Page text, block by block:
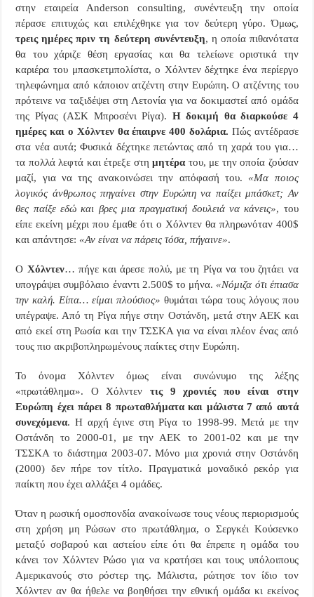
στην εταιρεία Anderson consulting, συνέντευξη την οποία
πέρασε επιτυχώς και επιλέχθηκε για τον δεύτερη γύρο. Όμως,
τρεις ημέρες πριντη δεύτερη συνέντευξη, η οποία πιθανότατα
θα του χάριζε θέση εργασίας και θα τελείωνε οριστικά την
καριέρα του μπασκετμπολίστα, ο Χόλντεν δέχτηκε ένα περίεργο
τηλεφώνημα από κάποιον ατζέντη στην Ευρώπη. Ο ατζέντης του
πρότεινε να ταξιδέψει στη Λετονία για να δοκιμαστεί από ομάδα
της Ρίγας (ΑΣΚ Μπροσένι Ρίγα). Η δοκιμή θα διαρκούσε 4
ημέρες και ο Χόλντεν θα έπαιρνε 400 δολάρια. Πώς αντέδρασε
στα νέα αυτά; Φυσικά δέχτηκε πετώντας από τη χαρά του για…
τα πολλά λεφτά και έτρεξε στημητέρα του, με την οποία ζούσαν
μαζί, για να της ανακοινώσει την απόφασή του. «Μα ποιος
λογικός άνθρωπος πηγαίνει στην Ευρώπη να παίξει μπάσκετ; Αν
θες παίξε εδώ και βρες μια πραγματική δουλειά να κάνεις», του
είπε εκείνη μέχρι που έμαθε ότι ο Χόλντεν θα πληρωνόταν 400$
και απάντησε: «Αν είναι να πάρεις τόσα, πήγαινε».
Ο Χόλντεν… πήγε και άρεσε πολύ, με τη Ρίγα να του ζητάει να
υπογράψει συμβόλαιο έναντι 2.500$ το μήνα. «Νόμιζα ότι έπιασα
την καλή. Είπα… είμαι πλούσιος» θυμάται τώρα τους λόγους που
υπέγραψε. Από τη Ρίγα πήγε στην Οστάνδη, μετά στην ΑΕΚ και
από εκεί στη Ρωσία και την ΤΣΣΚΑ για να είναι πλέον ένας από
τους πιο ακριβοπληρωμένους παίκτες στην Ευρώπη.
Το όνομα Χόλντεν όμως είναι συνώνυμο της λέξης
«πρωτάθλημα». Ο Χόλντεν τις 9 χρονιές που είναι στην
Ευρώπη έχει πάρει 8 πρωταθλήματα και μάλιστα 7 από αυτά
συνεχόμενα. Η αρχή έγινε στη Ρίγα το 1998-99. Μετά με την
Οστάνδη το 2000-01, με την ΑΕΚ το 2001-02 και με την
ΤΣΣΚΑ το διάστημα 2003-07. Μόνο μια χρονιά στην Οστάνδη
(2000) δεν πήρε τον τίτλο. Πραγματικά μοναδικό ρεκόρ για
παίκτη που έχει αλλάξει 4 ομάδες.
Όταν η ρωσική ομοσπονδία ανακοίνωσε τους νέους περιορισμούς
στη χρήση μη Ρώσων στο πρωτάθλημα, ο Σεργκέι Κούσενκο
μεταξύ σοβαρού και αστείου είπε ότι θα έπρεπε η ομάδα του
κάνει τον Χόλντεν Ρώσο για να κρατήσει και τους υπόλοιπους
Αμερικανούς στο ρόστερ της. Μάλιστα, ρώτησε τον ίδιο τον
Χόλντεν αν θα ήθελε να βοηθήσει την εθνική ομάδα κι εκείνος